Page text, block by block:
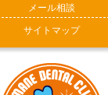
メール相談
サイトマップ